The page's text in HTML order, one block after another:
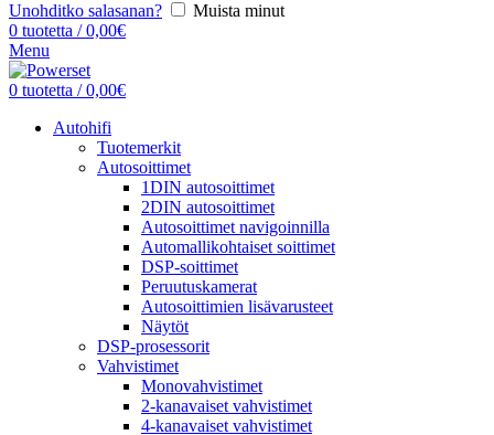
Unohditko salasanan?
Muista minut
0 tuotetta / 0,00€
Menu
0 tuotetta / 0,00€
Autohifi
Tuotemerkit
Autosoittimet
1DIN autosoittimet
2DIN autosoittimet
Autosoittimet navigoinnilla
Automallikohtaiset soittimet
DSP-soittimet
Peruutuskamerat
Autosoittimien lisävarusteet
Näytöt
DSP-prosessorit
Vahvistimet
Monovahvistimet
2-kanavaiset vahvistimet
4-kanavaiset vahvistimet